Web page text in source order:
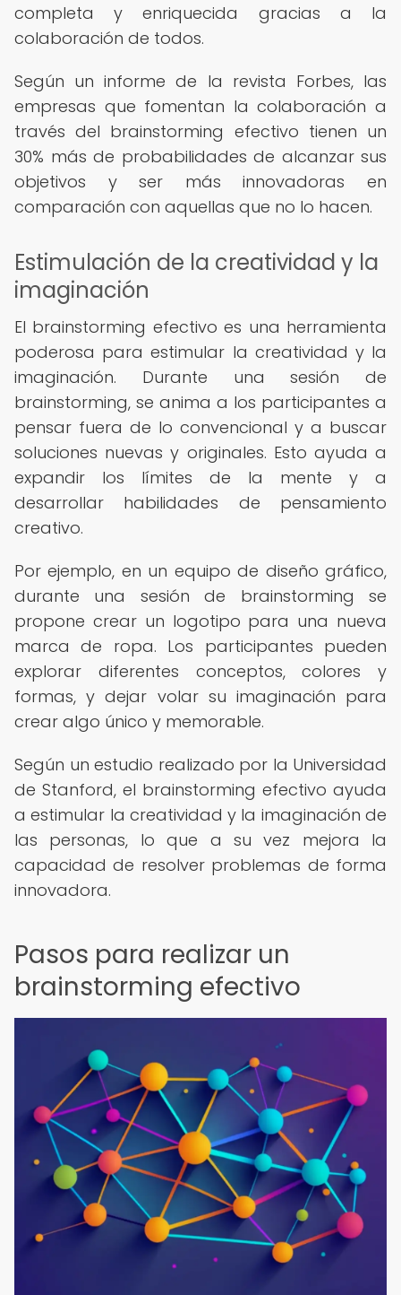
completa y enriquecida gracias a la
colaboración de todos.
Según un informe de la revista Forbes, las
empresas que fomentan la colaboración a
través del brainstorming efectivo tienen un
30% más de probabilidades de alcanzar sus
objetivos y ser más innovadoras en
comparación con aquellas que no lo hacen.
Estimulación de la creatividad y la
imaginación
El brainstorming efectivo es una herramienta
poderosa para estimular la creatividad y la
imaginación. Durante una sesión de
brainstorming, se anima a los participantes a
pensar fuera de lo convencional y a buscar
soluciones nuevas y originales. Esto ayuda a
expandir los límites de la mente y a
desarrollar habilidades de pensamiento
creativo.
Por ejemplo, en un equipo de diseño gráfico,
durante una sesión de brainstorming se
propone crear un logotipo para una nueva
marca de ropa. Los participantes pueden
explorar diferentes conceptos, colores y
formas, y dejar volar su imaginación para
crear algo único y memorable.
Según un estudio realizado por la Universidad
de Stanford, el brainstorming efectivo ayuda
a estimular la creatividad y la imaginación de
las personas, lo que a su vez mejora la
capacidad de resolver problemas de forma
innovadora.
Pasos para realizar un
brainstorming efectivo